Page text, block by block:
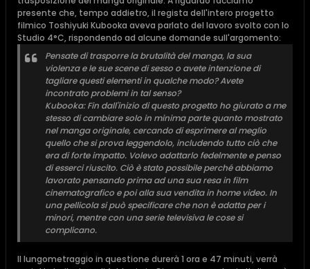
presente che, tempo addietro, il regista dell'intero progetto
filmico Toshiyuki Kubooka aveva parlato del lavoro svolto con lo
Studio 4°C, rispondendo ad alcune domande sull'argomento:
Pensate di trasporre la brutalità del manga, la sua
violenza e le sue scene di sesso o avete intenzione di
tagliare questi elementi in qualche modo? Avete
incontrato problemi in tal senso?
Kubooka: Fin dall'inizio di questo progetto ho giurato a me
stesso di cambiare solo in minima parte quanto mostrato
nel manga originale, cercando di esprimere al meglio
quello che si prova leggendolo, includendo tutto ciò che
era di forte impatto. Volevo adattarlo fedelmente e penso
di esserci riuscito. Ciò è stato possibile perché abbiamo
lavorato pensando prima ad una sua resa in film
cinematografico e poi alla sua vendita in home video. In
una pellicola si può specificare che non è adatta per i
minori, mentre con una serie televisiva le cose si
complicano.
Il lungometraggio in questione durerà 1 ora e 47 minuti, verrà